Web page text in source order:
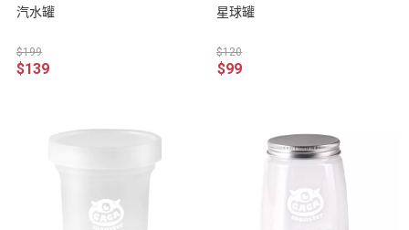
汽水罐
$199
$139
星球罐
$120
$99